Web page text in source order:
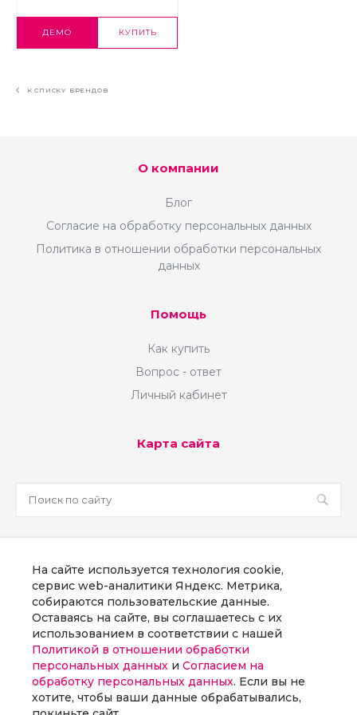
интернете и делающие процессы
интернет-торговли легко управляемыми.
ДЕМО КУПИТЬ
К СПИСКУ БРЕНДОВ
О компании
Блог
Согласие на обработку персональных данных
Политика в отношении обработки персональных
данных
Помощь
Как купить
Вопрос - ответ
Личный кабинет
Карта сайта
8 800 300 58 70
г. Москва, наб Пресненская, д. 8, стр. 1
Заказать звонок
На сайте используется технология cookie,
сервис web-аналитики Яндекс. Метрика,
собираются пользовательские данные.
Оставаясь на сайте, вы соглашаетесь с их
использованием в соответствии с нашей
Политикой в отношении обработки
персональных данных и Согласием на
обработку персональных данных. Если вы не
хотите, чтобы ваши данные обрабатывались,